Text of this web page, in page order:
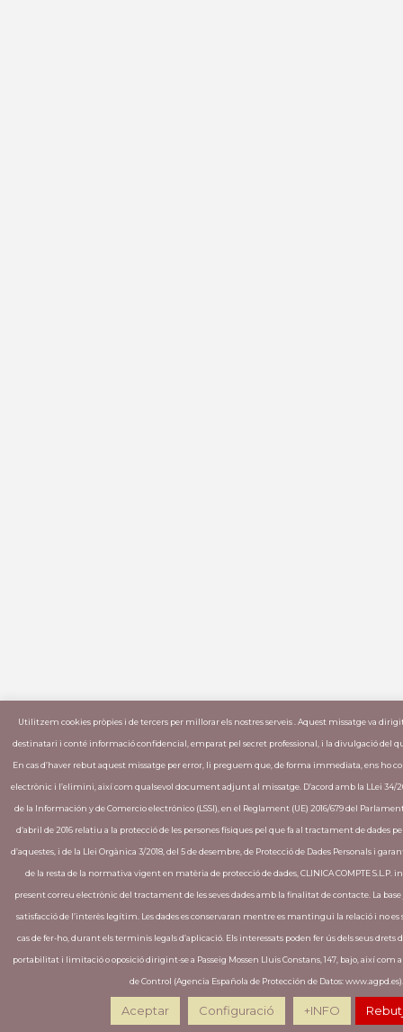
Utilitzem cookies pròpies i de tercers per millorar els nostres serveis . Aquest missatge va
destinatari i conté informació confidencial, emparat pel secret professional, i la divulgació del
En cas d’haver rebut aquest missatge per error, li preguem que, de forma immediata, ens
electrònic i l’elimini, així com qualsevol document adjunt al missatge. D’acord amb la LLei 34/
de la Información y de Comercio electrónico (LSSI), en el Reglament (UE) 2016/679 del
d’abril de 2016 relatiu a la protecció de les persones físiques pel que fa al tractament de dades
d’aquestes, i de la Llei Orgànica 3/2018, del 5 de desembre, de Protecció de Dades Personals i
de la resta de la normativa vigent en matèria de protecció de dades, CLINICA COMPTE S.L.P.
present correu electrònic del tractament de les seves dades amb la finalitat de contacte. La
satisfacció de l’interès legítim. Les dades es conservaran mentre es mantingui la relació i no es
cas de fer-ho, durant els terminis legals d’aplicació. Els interessats poden fer ús dels seus drets
portabilitat i limitació o oposició dirigint-se a Passeig Mossen Lluis Constans, 147, bajo, així
de Control (Agencia Española de Protección de Datos: www.agpd.es).
Aceptar Configuració +INFO